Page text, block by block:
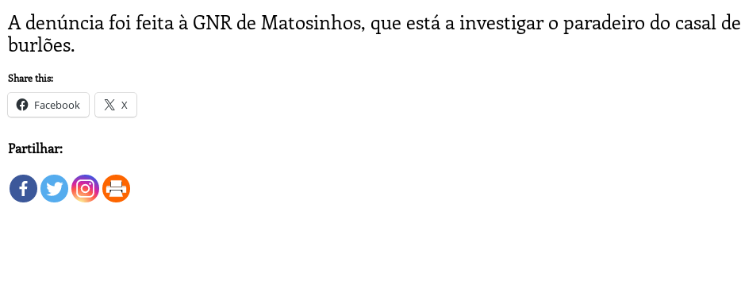
A denúncia foi feita à GNR de Matosinhos, que está a investigar o paradeiro do casal de
burlões.
Share this:
Facebook X
Partilhar: